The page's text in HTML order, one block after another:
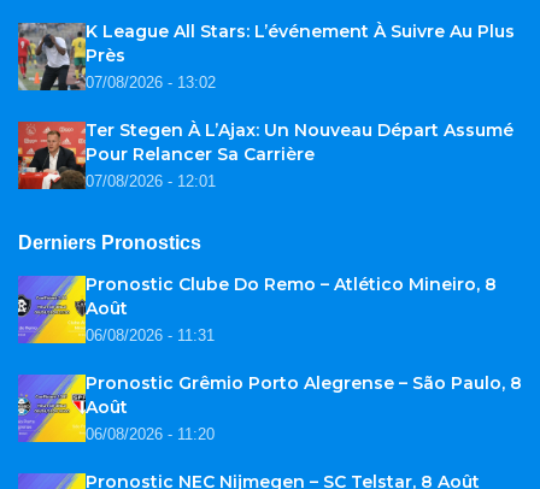
K League All Stars: L’événement À Suivre Au Plus
Près
07/08/2026 - 13:02
Ter Stegen À L’Ajax: Un Nouveau Départ Assumé
Pour Relancer Sa Carrière
07/08/2026 - 12:01
Derniers Pronostics
Pronostic Clube Do Remo – Atlético Mineiro, 8
Août
06/08/2026 - 11:31
Pronostic Grêmio Porto Alegrense – São Paulo, 8
Août
06/08/2026 - 11:20
Pronostic NEC Nijmegen – SC Telstar, 8 Août